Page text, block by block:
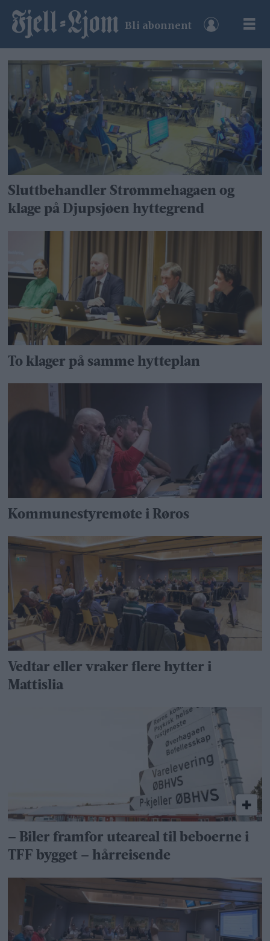
Bli abonnent
Tag:
røroslista
Sluttbehandler Strømmehagaen og
klage på Djupsjøen hyttegrend
To klager på samme hytteplan
Kommunestyremøte i Røros
Vedtar eller vraker flere hytter i
Mattislia
– Biler framfor uteareal til beboerne i
TFF bygget – hårreisende